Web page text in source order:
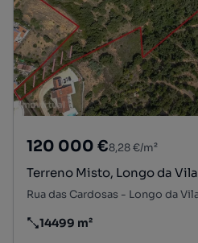
120 000 €8,28 €/m²
Terreno Misto, Longo da Vila
Preço por metro quadrado
14499 m²